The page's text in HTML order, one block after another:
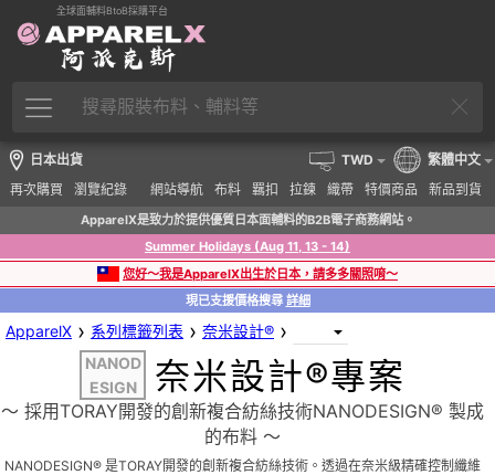
全球面輔料BtoB採購平台
日本出貨
再次購買
瀏覽紀錄 網站導航 布料 羈扣 拉鍊 織帶 特價商品 新品到貨
TWD 繁體中文
ApparelX是致力於提供優質日本面輔料的B2B電子商務網站。
Summer Holidays (Aug 11, 13 - 14)
您好～我是ApparelX出生於日本，請多多關照唷～
現已支援價格搜尋 詳細
ApparelX › 系列標籤列表 › 奈米設計® ›
NANOD
ESIGN
奈米設計®專案
〜 採用TORAY開發的創新複合紡絲技術NANODESIGN® 製成
的布料 〜
NANODESIGN® 是TORAY開發的創新複合紡絲技術。透過在奈米級精確控制纖維